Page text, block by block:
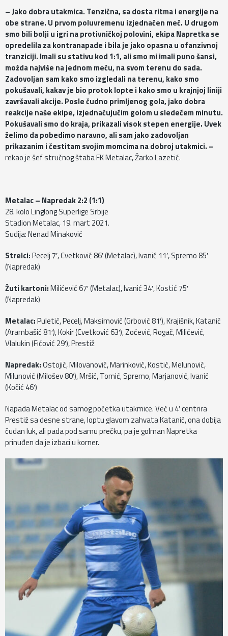
– Jako dobra utakmica. Tenzična, sa dosta ritma i energije na
obe strane. U prvom poluvremenu izjednačen meč. U drugom
smo bili bolji u igri na protivničkoj polovini, ekipa Napretka se
opredelila za kontranapade i bila je jako opasna u ofanzivnoj
tranziciji. Imali su stativu kod 1:1, ali smo mi imali puno šansi,
možda najviše na jednom meču, na svom terenu do sada.
Zadovoljan sam kako smo izgledali na terenu, kako smo
pokušavali, kakav je bio protok lopte i kako smo u krajnjoj liniji
završavali akcije. Posle čudno primljenog gola, jako dobra
reakcije naše ekipe, izjednačujućim golom u sledećem minutu.
Pokušavali smo do kraja, prikazali visok stepen energije. Uvek
želimo da pobedimo naravno, ali sam jako zadovoljan
prikazanim i čestitam svojim momcima na dobroj utakmici. –
rekao je šef stručnog štaba FK Metalac, Žarko Lazetić.
Metalac – Napredak 2:2 (1:1)
28. kolo Linglong Superlige Srbije
Stadion Metalac, 19. mart 2021.
Sudija: Nenad Minaković
Strelci:Pecelj 7′, Cvetković 86′ (Metalac), Ivanić 11′, Spremo 85′
(Napredak)
Žuti kartoni:Milićević 67′ (Metalac), Ivanić 34′, Kostić 75′
(Napredak)
Metalac:Puletić, Pecelj, Maksimović (Grbović 81′), Krajišnik, Katanić
(Arambašić 81′), Kokir (Cvetković 63′), Zoćević, Rogač, Milićević,
Vlalukin (Fićović 29′), Prestiž
Napredak:Ostojić, Milovanović, Marinković, Kostić, Melunović,
Milunović (Milošev 80′), Mršić, Tomić, Spremo, Marjanović, Ivanić
(Kočić 46′)
Napada Metalac od samog početka utakmice. Već u 4′ centrira
Prestiž sa desne strane, loptu glavom zahvata Katanić, ona dobija
čudan luk, ali pada pod samu prečku, pa je golman Napretka
prinuđen da je izbaci u korner.